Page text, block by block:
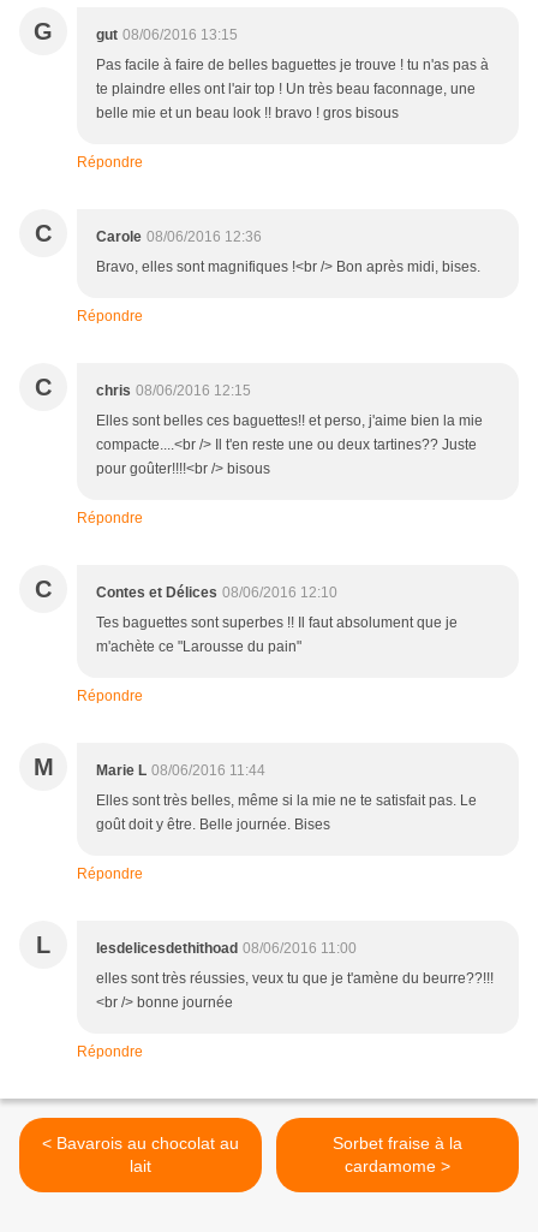
G gut 08/06/2016 13:15
Pas facile à faire de belles baguettes je trouve ! tu n'as pas à
te plaindre elles ont l'air top ! Un très beau faconnage, une
belle mie et un beau look !! bravo ! gros bisous
Répondre
C Carole 08/06/2016 12:36
Bravo, elles sont magnifiques !<br /> Bon après midi, bises.
Répondre
C chris 08/06/2016 12:15
Elles sont belles ces baguettes!! et perso, j'aime bien la mie
compacte....<br /> Il t'en reste une ou deux tartines?? Juste
pour goûter!!!!<br /> bisous
Répondre
C Contes et Délices 08/06/2016 12:10
Tes baguettes sont superbes !! Il faut absolument que je
m'achète ce "Larousse du pain"
Répondre
M Marie L 08/06/2016 11:44
Elles sont très belles, même si la mie ne te satisfait pas. Le
goût doit y être. Belle journée. Bises
Répondre
L lesdelicesdethithoad 08/06/2016 11:00
elles sont très réussies, veux tu que je t'amène du beurre??!!!
<br /> bonne journée
Répondre
< Bavarois au chocolat au
lait
Sorbet fraise à la
cardamome >